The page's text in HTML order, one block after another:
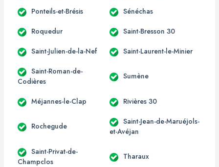
Ponteils-et-Brésis Sénéchas
Roquedur Saint-Bresson 30
Saint-Julien-de-la-Nef Saint-Laurent-le-Minier
Saint-Roman-de-
Codières
Sumène
Méjannes-le-Clap Rivières 30
Rochegude
Saint-Jean-de-Maruéjols-
et-Avéjan
Saint-Privat-de-
Champclos
Tharaux